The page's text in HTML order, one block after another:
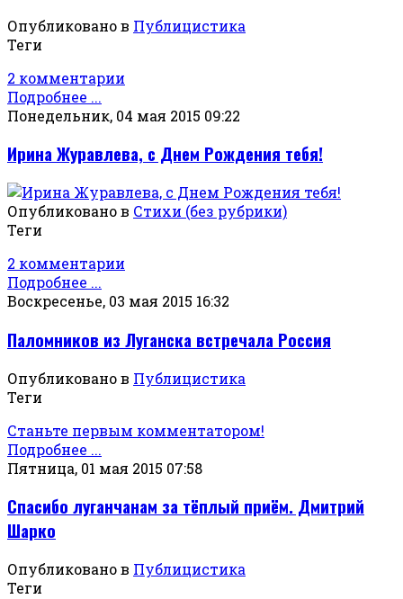
Опубликовано в Публицистика
Теги
2 комментарии
Подробнее ...
Понедельник, 04 мая 2015 09:22
Ирина Журавлева, с Днем Рождения тебя!
Опубликовано в Стихи (без рубрики)
Теги
2 комментарии
Подробнее ...
Воскресенье, 03 мая 2015 16:32
Паломников из Луганска встречала Россия
Опубликовано в Публицистика
Теги
Станьте первым комментатором!
Подробнее ...
Пятница, 01 мая 2015 07:58
Спасибо луганчанам за тёплый приём. Дмитрий
Шарко
Опубликовано в Публицистика
Теги